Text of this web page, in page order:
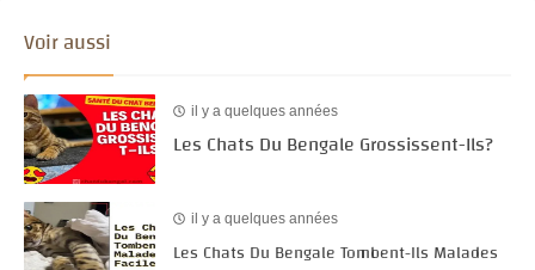
Voir aussi
il y a quelques années
Les Chats Du Bengale Grossissent-Ils?
il y a quelques années
Les Chats Du Bengale Tombent-Ils Malades